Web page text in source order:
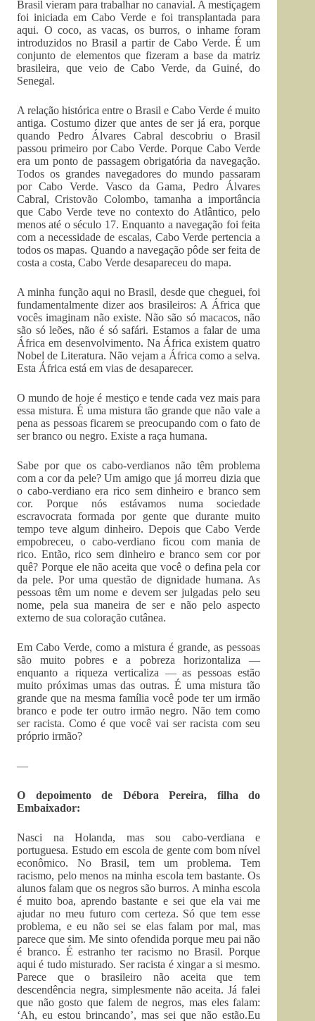
Brasil vieram para trabalhar no canavial. A mestiçagem
foi iniciada em Cabo Verde e foi transplantada para
aqui. O coco, as vacas, os burros, o inhame foram
introduzidos no Brasil a partir de Cabo Verde. É um
conjunto de elementos que fizeram a base da matriz
brasileira, que veio de Cabo Verde, da Guiné, do
Senegal.
A relação histórica entre o Brasil e Cabo Verde é muito
antiga. Costumo dizer que antes de ser já era, porque
quando Pedro Álvares Cabral descobriu o Brasil
passou primeiro por Cabo Verde. Porque Cabo Verde
era um ponto de passagem obrigatória da navegação.
Todos os grandes navegadores do mundo passaram
por Cabo Verde. Vasco da Gama, Pedro Álvares
Cabral, Cristovão Colombo, tamanha a importância
que Cabo Verde teve no contexto do Atlântico, pelo
menos até o século 17. Enquanto a navegação foi feita
com a necessidade de escalas, Cabo Verde pertencia a
todos os mapas. Quando a navegação pôde ser feita de
costa a costa, Cabo Verde desapareceu do mapa.
A minha função aqui no Brasil, desde que cheguei, foi
fundamentalmente dizer aos brasileiros: A África que
vocês imaginam não existe. Não são só macacos, não
são só leões, não é só safári. Estamos a falar de uma
África em desenvolvimento. Na África existem quatro
Nobel de Literatura. Não vejam a África como a selva.
Esta África está em vias de desaparecer.
O mundo de hoje é mestiço e tende cada vez mais para
essa mistura. É uma mistura tão grande que não vale a
pena as pessoas ficarem se preocupando com o fato de
ser branco ou negro. Existe a raça humana.
Sabe por que os cabo-verdianos não têm problema
com a cor da pele? Um amigo que já morreu dizia que
o cabo-verdiano era rico sem dinheiro e branco sem
cor. Porque nós estávamos numa sociedade
escravocrata formada por gente que durante muito
tempo teve algum dinheiro. Depois que Cabo Verde
empobreceu, o cabo-verdiano ficou com mania de
rico. Então, rico sem dinheiro e branco sem cor por
quê? Porque ele não aceita que você o defina pela cor
da pele. Por uma questão de dignidade humana. As
pessoas têm um nome e devem ser julgadas pelo seu
nome, pela sua maneira de ser e não pelo aspecto
externo de sua coloração cutânea.
Em Cabo Verde, como a mistura é grande, as pessoas
são muito pobres e a pobreza horizontaliza —
enquanto a riqueza verticaliza — as pessoas estão
muito próximas umas das outras. É uma mistura tão
grande que na mesma família você pode ter um irmão
branco e pode ter outro irmão negro. Não tem como
ser racista. Como é que você vai ser racista com seu
próprio irmão?
—
O depoimento de Débora Pereira, filha do
Embaixador:
Nasci na Holanda, mas sou cabo-verdiana e
portuguesa. Estudo em escola de gente com bom nível
econômico. No Brasil, tem um problema. Tem
racismo, pelo menos na minha escola tem bastante. Os
alunos falam que os negros são burros. A minha escola
é muito boa, aprendo bastante e sei que ela vai me
ajudar no meu futuro com certeza. Só que tem esse
problema, e eu não sei se elas falam por mal, mas
parece que sim. Me sinto ofendida porque meu pai não
é branco. É estranho ter racismo no Brasil. Porque
aqui é tudo misturado. Ser racista é xingar a si mesmo.
Parece que o brasileiro não aceita que tem
descendência negra, simplesmente não aceita. Já falei
que não gosto que falem de negros, mas eles falam:
‘Ah, eu estou brincando’, mas sei que não estão.Eu